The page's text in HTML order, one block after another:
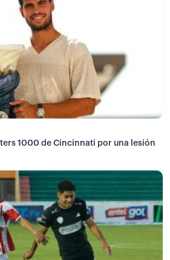
1000 de Cincinnati por una lesión